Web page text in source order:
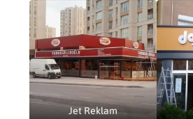
Jet Reklam